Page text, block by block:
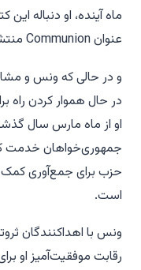
ماه آینده، او دنباله
عنوانCommunion
و در حالی که ونس و
در حال هموار کردن راه
او از ماه مارس سال
جمهوری‌خواهان خدمت
حزب برای جمع‌آوری
است.
ونس با اهداکنندگان